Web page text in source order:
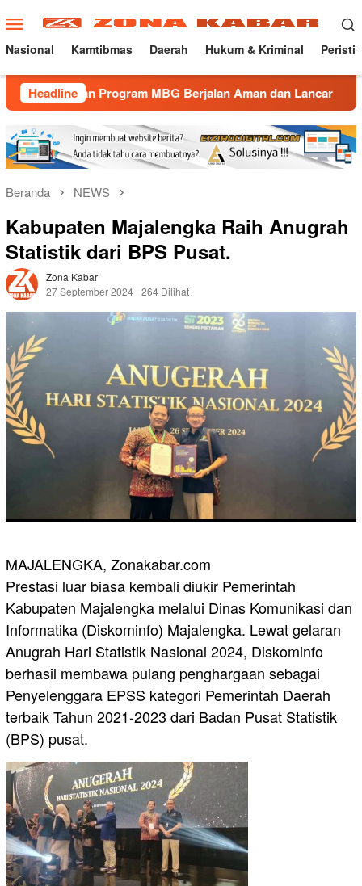
ke
konten
Menu
Mobile
Nasional Kamtibmas Daerah Hukum & Kriminal
HeadlineMBG Berjalan Aman dan Lancar Gatur Lalin
Beranda NEWS
Kabupaten Majalengka Raih Anugrah
Statistik dari BPS Pusat.
Zona Kabar
27 September 2024 264 Dilihat
MAJALENGKA, Zonakabar.com
Prestasi luar biasa kembali diukir Pemerintah
Kabupaten Majalengka melalui Dinas Komunikasi dan
Informatika (Diskominfo) Majalengka. Lewat gelaran
Anugrah Hari Statistik Nasional 2024, Diskominfo
berhasil membawa pulang penghargaan sebagai
Penyelenggara EPSS kategori Pemerintah Daerah
terbaik Tahun 2021-2023 dari Badan Pusat Statistik
(BPS) pusat.